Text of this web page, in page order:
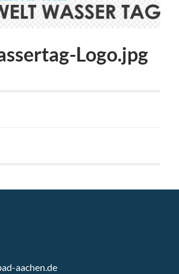
Logo.jpg
aachen.de